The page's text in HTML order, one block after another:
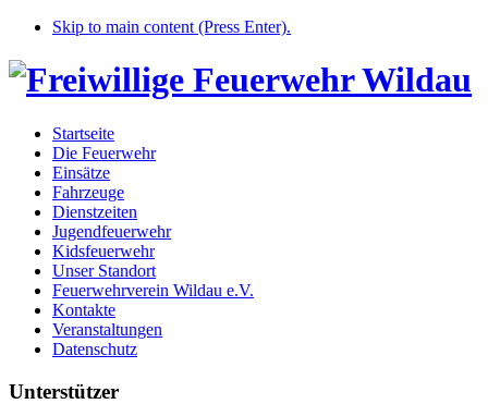
Skip to main content (Press Enter).
Startseite
Die Feuerwehr
Einsätze
Fahrzeuge
Dienstzeiten
Jugendfeuerwehr
Kidsfeuerwehr
Unser Standort
Feuerwehrverein Wildau e.V.
Kontakte
Veranstaltungen
Datenschutz
Unterstützer